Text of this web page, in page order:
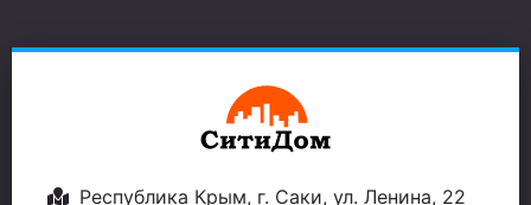
Республика Крым, г. Саки, ул. Ленина, 22